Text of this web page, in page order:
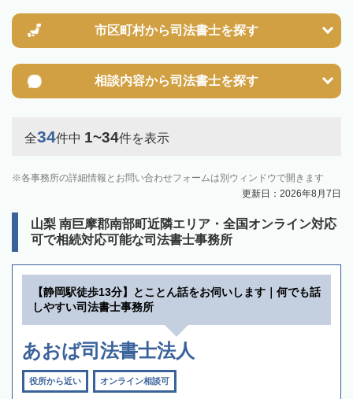
相続登記は法律で定められており、司法書士に依頼すれば手間を省けま
す。その他の相続手続きも任せることが可能です。
また、義務化に伴い、相続人申告登記制度が創設されました。遺産分割
ましょう。司法書士への相談も可能です。
市区町村から司法書士を探す
相談内容から司法書士を探す
全34件中 1~34件を表示
各事務所の詳細情報とお問い合わせフォームは別ウィンドウで開きます
更新日：2026年8月7日
山梨 南巨摩郡南部町近隣エリア・全国オンライン対応
可で相続対応可能な司法書士事務所
【静岡駅徒歩13分】とことん話をお伺いします｜何でも話
しやすい司法書士事務所
あおば司法書士法人
役所から近い オンライン相談可